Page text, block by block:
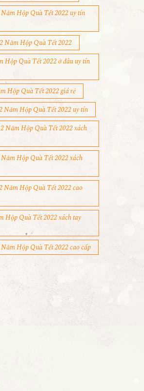
Hộp Quà Tết 2022 uy tín
Năm Hộp Quà Tết 2022
Hộp Quà Tết 2022 ở đâu uy tín
Hộp Quà Tết 2022 giá rẻ
Năm Hộp Quà Tết 2022 uy tín
Năm Hộp Quà Tết 2022 xách
Hộp Quà Tết 2022 xách
Năm Hộp Quà Tết 2022 cao
Hộp Quà Tết 2022 xách tay
Hộp Quà Tết 2022 cao cấp